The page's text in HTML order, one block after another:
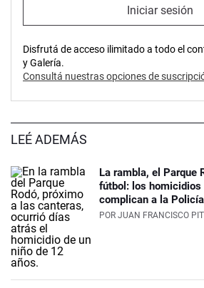
Iniciar sesión
Disfrutá de acceso ilimitado a todo el
y Galería.
Consultá nuestras opciones de
LEÉ ADEMÁS
La rambla, el Parque
fútbol: los homicidios
complican a la Policía
POR JUAN FRANCISCO